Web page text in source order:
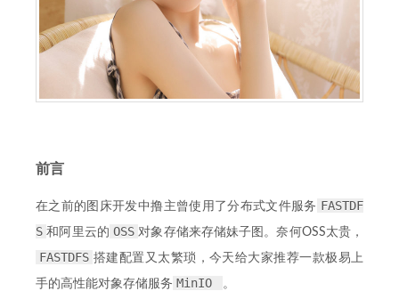
前言
在之前的图床开发中撸主曾使用了分布式文件服务 FASTDF
S 和阿里云的 OSS 对象存储来存储妹子图。奈何OSS太贵，
FASTDFS 搭建配置又太繁琐，今天给大家推荐一款极易上
手的高性能对象存储服务 MinIO 。